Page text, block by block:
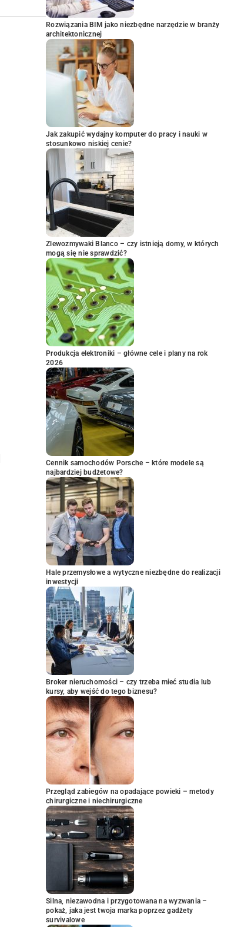
Rozwiązania BIM jako niezbędne narzędzie w branży
architektonicznej
Jak zakupić wydajny komputer do pracy i nauki w
stosunkowo niskiej cenie?
Zlewozmywaki Blanco – czy istnieją domy, w których
mogą się nie sprawdzić?
Produkcja elektroniki – główne cele i plany na rok
2026
Cennik samochodów Porsche – które modele są
najbardziej budżetowe?
Hale przemysłowe a wytyczne niezbędne do realizacji
inwestycji
Broker nieruchomości – czy trzeba mieć studia lub
kursy, aby wejść do tego biznesu?
Przegląd zabiegów na opadające powieki – metody
chirurgiczne i niechirurgiczne
Silna, niezawodna i przygotowana na wyzwania –
pokaż, jaka jest twoja marka poprzez gadżety
survivalowe